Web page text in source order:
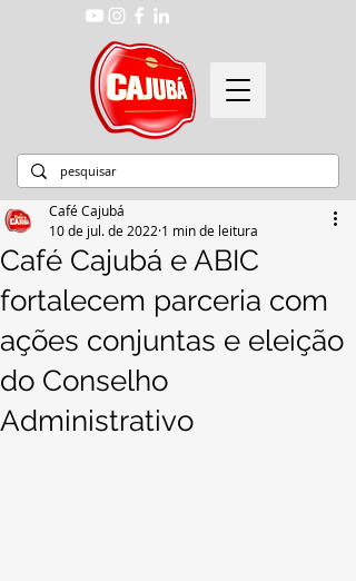
Café Cajubá e ABIC
fortalecem parceria com
ações conjuntas e eleição
do Conselho
Administrativo
Café Cajubá
10 de jul. de 2022 1 min de leitura